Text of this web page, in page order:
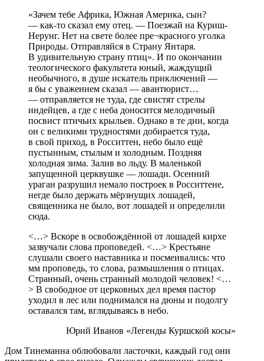
«Зачем тебе Африка, Южная Америка, сын?
— как-то сказал ему отец. — Поезжай на Куриш-
Нерунг. Нет на свете более пре¬красного уголка
Природы. Отправляйся в Страну Янтаря.
В удивительную страну птиц». И по окончании
теологического факультета юный, жаждущий
необычного, в душе искатель приключений —
я бы с уважением сказал — авантюрист…
— отправляется не туда, где свистят стрелы
индейцев, а где с неба доносится мелодичный
посвист птичьих крыльев. Однако в те дни, когда
он с великими трудностями добирается туда,
в свой приход, в Росситтен, небо было ещё
пустынным, стылым и холодным. Поздняя
холодная зима. Залив во льду. В маленькой
запущенной церквушке — лошади. Осенний
ураган разрушил немало построек в Росситтене,
негде было держать мёрзнущих лошадей,
священника не было, вот лошадей и определили
сюда.
<…> Вскоре в освобождённой от лошадей кирхе
зазвучали слова проповедей. <…> Крестьяне
слушали своего наставника и посмеивались: что
мм проповедь, то слова, размышления о птицах.
Странный, очень странный молодой человек! <…
> В свободное от церковных дел время пастор
уходил в лес или поднимался на дюны и подолгу
оставался там, вглядываясь в небо.
Юрий Иванов «Легенды Куршской косы»
Дом Тинеманна облюбовали ласточки, каждый год они